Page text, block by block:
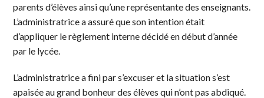
parents d’élèves ainsi qu’une représentante des enseignants.
L’administratrice a assuré que son intention était
d’appliquer le règlement interne décidé en début d’année
par le lycée.
L’administratrice a fini par s’excuser et la situation s’est
apaisée au grand bonheur des élèves qui n’ont pas abdiqué.